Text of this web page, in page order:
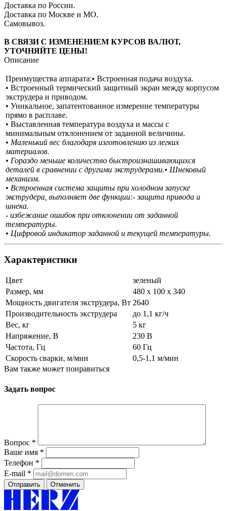
Доставка по России.
Доставка по Москве и МО.
Самовывоз.
В СВЯЗИ С ИЗМЕНЕНИЕМ КУРСОВ ВАЛЮТ,
УТОЧНЯЙТЕ ЦЕНЫ!
Описание
Преимущества аппарата:• Встроенная подача воздуха.
• Встроенный термический защитный экран между корпусом
экструдера и приводом.
• Уникальное, запатентованное измерение температуры
прямо в расплаве.
• Выставленная температура воздуха и массы с
минимальным отклонением от заданной величины.
• Маленький вес благодаря изготовлению из легких
материалов.
• Гораздо меньше количество быстроизнашивающихся
деталей в сравнении с другими экструдерами.• Шнековый
механизм.
• Встроенная система защиты при холодном запуске
экструдера, выполняет две функции:- защита привода и
шнека.
- избежание ошибок при отклонении от заданной
температуры.
• Цифровой индикатор заданной и текущей температуры.
Характеристики
Цвет
зеленый
Размер, мм
480 х 100 х 340
Мощность двигателя экструдера, Вт 2640
Производительность экструдера
до 1,1 кг/ч
Вес, кг
5 кг
Напряжение, В
230 В
Частота, Гц
60 Гц
Скорость сварки, м/мин
0,5-1,1 м/мин
Вам также может понравиться
Задать вопрос
Вопрос *
Ваше имя *
Телефон *
E-mail *
Отправить Отменить